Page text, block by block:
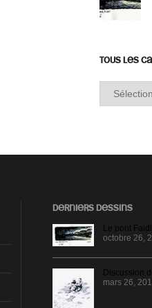
TOUS LES
Tous
les
DERNIERS DESSINS
Le pont
octobre 26,
Discussion
mars 26,